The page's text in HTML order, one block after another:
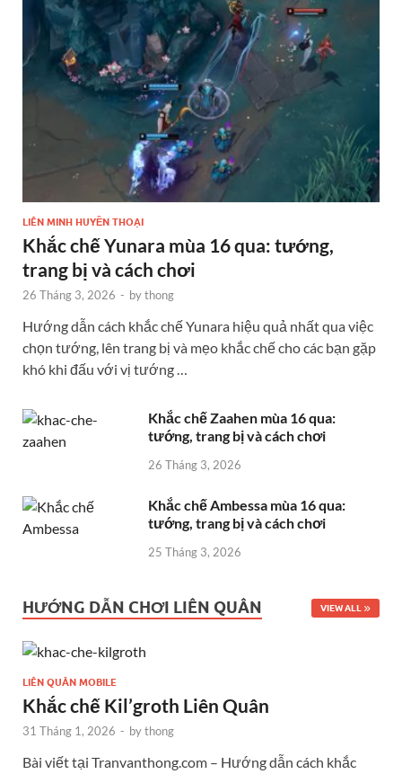
LIÊN MINH HUYỀN THOẠI
Khắc chế Yunara mùa 16 qua: tướng,
trang bị và cách chơi
26 Tháng 3, 2026 - bythong
Hướng dẫn cách khắc chế Yunara hiệu quả nhất qua việc
chọn tướng, lên trang bị và mẹo khắc chế cho các bạn gặp
khó khi đấu với vị tướng …
Khắc chế Zaahen mùa 16 qua:
tướng, trang bị và cách chơi
26 Tháng 3, 2026
Khắc chế Ambessa mùa 16 qua:
tướng, trang bị và cách chơi
25 Tháng 3, 2026
HƯỚNG DẪN CHƠI LIÊN QUÂN VIEW ALL
LIÊN QUÂN MOBILE
Khắc chế Kil’groth Liên Quân
31 Tháng 1, 2026 - bythong
Bài viết tại Tranvanthong.com – Hướng dẫn cách khắc